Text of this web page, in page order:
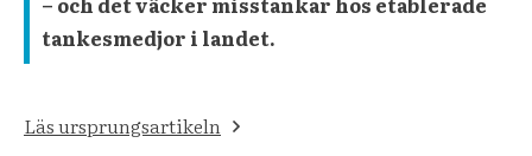
tankesmedjor i landet.
Läs ursprungsartikeln